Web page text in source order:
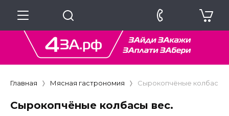
Главная Мясная гастрономия Сырокопчёные колбасы
Сырокопчёные колбасы вес.